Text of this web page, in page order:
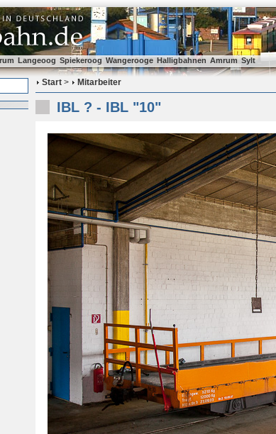
Langeoog Spiekeroog Wangerooge Halligbahnen Amrum Sylt
Start > Mitarbeiter
IBL ? - IBL "10"